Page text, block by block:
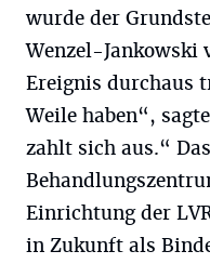
wurde der
Wenzel-Jankowski
Ereignis durchaus
Weile haben“,
zahlt sich aus.“
Einrichtung der
in Zukunft als